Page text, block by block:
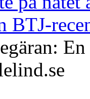
BTJ-